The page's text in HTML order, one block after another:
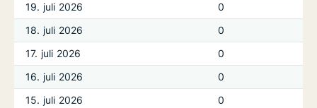
19. juli 2026
0
18. juli 2026
0
17. juli 2026
0
16. juli 2026
0
15. juli 2026
0